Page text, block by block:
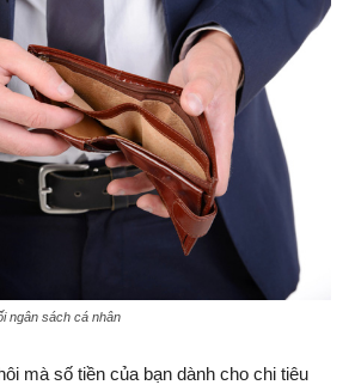
ngân sách cá nhân
mà số tiền của bạn dành cho chi tiêu